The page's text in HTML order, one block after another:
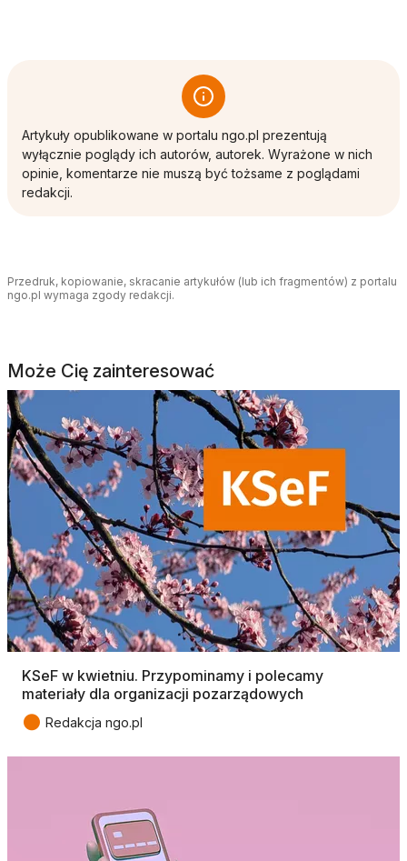
Artykuły opublikowane w portalu ngo.pl prezentują
wyłącznie poglądy ich autorów, autorek. Wyrażone w nich
opinie, komentarze nie muszą być tożsame z poglądami
redakcji.
Przedruk, kopiowanie, skracanie artykułów (lub ich fragmentów) z portalu
ngo.pl wymaga zgody redakcji.
Może Cię zainteresować
KSeF w kwietniu. Przypominamy i polecamy
materiały dla organizacji pozarządowych
● Redakcja ngo.pl